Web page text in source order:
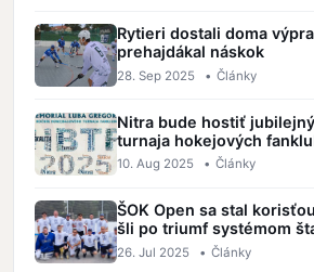
Rytieri dostali doma
prehajdákal náskok
28. Sep 2025 • Články
Nitra bude hostiť
turnaja hokejových
10. Aug 2025 • Články
ŠOK Open sa stal
šli po triumf systémom
26. Jul 2025 • Články